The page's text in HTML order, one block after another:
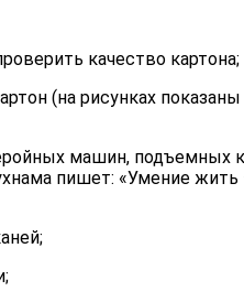
качество картона;
(на рисунках
машин, подъемных
пишет: «Умение жить